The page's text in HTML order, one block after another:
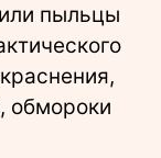
пыльцы
обмороки